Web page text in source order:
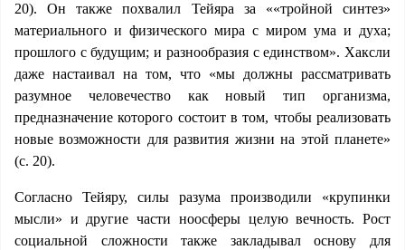
20). Он также похвалил Тейяра за ««тройной синтез»
материального и физического мира с миром ума и духа;
прошлого с будущим; и разнообразия с единством». Хаксли
даже настаивал на том, что «мы должны рассматривать
разумное человечество как новый тип организма,
предназначение которого состоит в том, чтобы реализовать
новые возможности для развития жизни на этой планете»
(с. 20).
Согласно Тейяру, силы разума производили «крупинки
мысли» и другие части ноосферы целую вечность. Рост
социальной сложности также закладывал основу для